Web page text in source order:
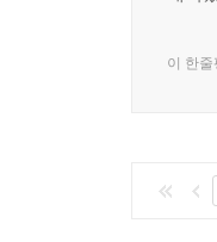
이 한